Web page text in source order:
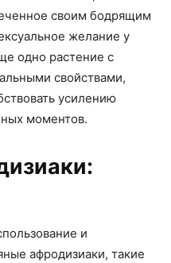
своим бодрящим
желание у
одно растение с
свойствами,
усилению
моментов.
и
афродизиаки, такие